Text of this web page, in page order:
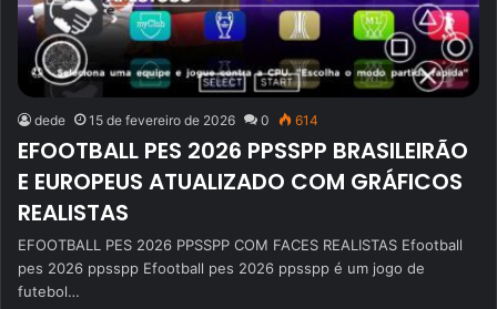
dede 15 de fevereiro de 2026 0 614
EFOOTBALL PES 2026 PPSSPP BRASILEIRÃO
E EUROPEUS ATUALIZADO COM GRÁFICOS
REALISTAS
EFOOTBALL PES 2026 PPSSPP COM FACES REALISTAS Efootball
pes 2026 ppsspp Efootball pes 2026 ppsspp é um jogo de
futebol…